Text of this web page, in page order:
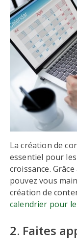
La création de
essentiel pour
croissance.
pouvez vous
création de
calendrier pour
2. Faites